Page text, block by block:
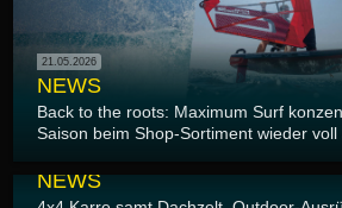
21.05.2026
NEWS
Back to the roots: Maximum Surf
Saison beim Shop-Sortiment wieder
NEWS